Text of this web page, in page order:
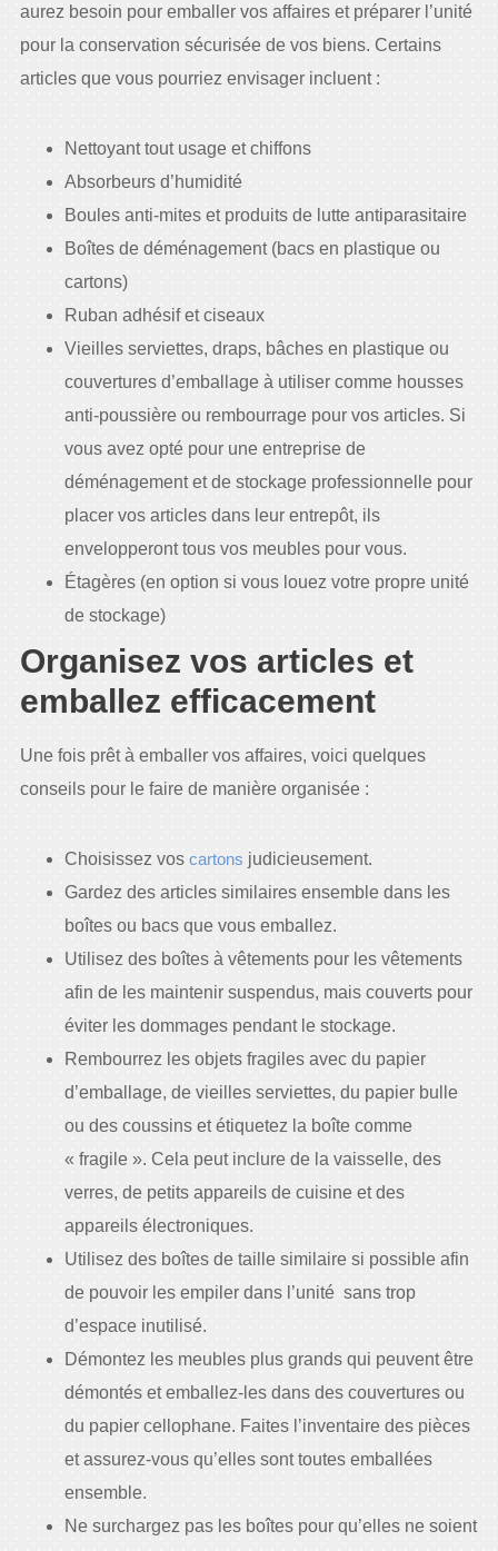
aurez besoin pour emballer vos affaires et préparer l’unité
pour la conservation sécurisée de vos biens. Certains
articles que vous pourriez envisager incluent :
Nettoyant tout usage et chiffons
Absorbeurs d’humidité
Boules anti-mites et produits de lutte antiparasitaire
Boîtes de déménagement (bacs en plastique ou
cartons)
Ruban adhésif et ciseaux
Vieilles serviettes, draps, bâches en plastique ou
couvertures d’emballage à utiliser comme housses
anti-poussière ou rembourrage pour vos articles. Si
vous avez opté pour une entreprise de
déménagement et de stockage professionnelle pour
placer vos articles dans leur entrepôt, ils
envelopperont tous vos meubles pour vous.
Étagères (en option si vous louez votre propre unité
de stockage)
Organisez vos articles et
emballez efficacement
Une fois prêt à emballer vos affaires, voici quelques
conseils pour le faire de manière organisée :
Choisissez vos cartons judicieusement.
Gardez des articles similaires ensemble dans les
boîtes ou bacs que vous emballez.
Utilisez des boîtes à vêtements pour les vêtements
afin de les maintenir suspendus, mais couverts pour
éviter les dommages pendant le stockage.
Rembourrez les objets fragiles avec du papier
d’emballage, de vieilles serviettes, du papier bulle
ou des coussins et étiquetez la boîte comme
« fragile ». Cela peut inclure de la vaisselle, des
verres, de petits appareils de cuisine et des
appareils électroniques.
Utilisez des boîtes de taille similaire si possible afin
de pouvoir les empiler dans l’unité sans trop
d’espace inutilisé.
Démontez les meubles plus grands qui peuvent être
démontés et emballez-les dans des couvertures ou
du papier cellophane. Faites l’inventaire des pièces
et assurez-vous qu’elles sont toutes emballées
ensemble.
Ne surchargez pas les boîtes pour qu’elles ne soient